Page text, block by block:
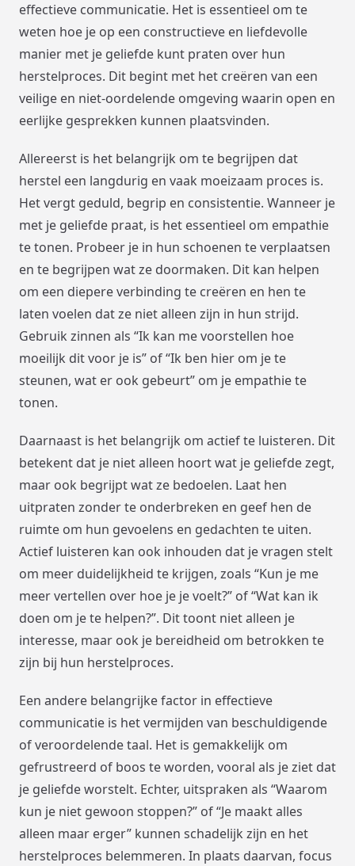
effectieve communicatie. Het is essentieel om te
weten hoe je op een constructieve en liefdevolle
manier met je geliefde kunt praten over hun
herstelproces. Dit begint met het creëren van een
veilige en niet-oordelende omgeving waarin open en
eerlijke gesprekken kunnen plaatsvinden.
Allereerst is het belangrijk om te begrijpen dat
herstel een langdurig en vaak moeizaam proces is.
Het vergt geduld, begrip en consistentie. Wanneer je
met je geliefde praat, is het essentieel om empathie
te tonen. Probeer je in hun schoenen te verplaatsen
en te begrijpen wat ze doormaken. Dit kan helpen
om een diepere verbinding te creëren en hen te
laten voelen dat ze niet alleen zijn in hun strijd.
Gebruik zinnen als “Ik kan me voorstellen hoe
moeilijk dit voor je is” of “Ik ben hier om je te
steunen, wat er ook gebeurt” om je empathie te
tonen.
Daarnaast is het belangrijk om actief te luisteren. Dit
betekent dat je niet alleen hoort wat je geliefde zegt,
maar ook begrijpt wat ze bedoelen. Laat hen
uitpraten zonder te onderbreken en geef hen de
ruimte om hun gevoelens en gedachten te uiten.
Actief luisteren kan ook inhouden dat je vragen stelt
om meer duidelijkheid te krijgen, zoals “Kun je me
meer vertellen over hoe je je voelt?” of “Wat kan ik
doen om je te helpen?”. Dit toont niet alleen je
interesse, maar ook je bereidheid om betrokken te
zijn bij hun herstelproces.
Een andere belangrijke factor in effectieve
communicatie is het vermijden van beschuldigende
of veroordelende taal. Het is gemakkelijk om
gefrustreerd of boos te worden, vooral als je ziet dat
je geliefde worstelt. Echter, uitspraken als “Waarom
kun je niet gewoon stoppen?” of “Je maakt alles
alleen maar erger” kunnen schadelijk zijn en het
herstelproces belemmeren. In plaats daarvan, focus